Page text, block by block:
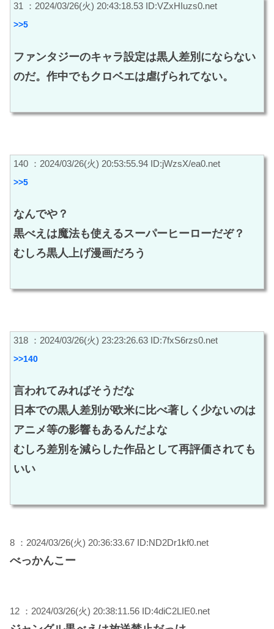
31 ：2024/03/26(火) 20:43:18.53 ID:VZxHIuzs0.net
>>5
ファンタジーのキャラ設定は黒人差別にならない
のだ。作中でもクロベエは虐げられてない。
140 ：2024/03/26(火) 20:53:55.94 ID:jWzsX/ea0.net
>>5
なんでや？
黒べえは魔法も使えるスーパーヒーローだぞ？
むしろ黒人上げ漫画だろう
318 ：2024/03/26(火) 23:23:26.63 ID:7fxS6rzs0.net
>>140
言われてみればそうだな
日本での黒人差別が欧米に比べ著しく少ないのは
アニメ等の影響もあるんだよな
むしろ差別を減らした作品として再評価されても
いい
8 ：2024/03/26(火) 20:36:33.67 ID:ND2Dr1kf0.net
べっかんこー
12 ：2024/03/26(火) 20:38:11.56 ID:4diC2LIE0.net